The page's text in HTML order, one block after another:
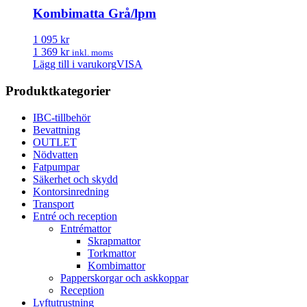
Kombimatta Grå/lpm
1 095 kr
1 369 kr inkl. moms
Lägg till i varukorgVISA
Produktkategorier
IBC-tillbehör
Bevattning
OUTLET
Nödvatten
Fatpumpar
Säkerhet och skydd
Kontorsinredning
Transport
Entré och reception
Entrémattor
Skrapmattor
Torkmattor
Kombimattor
Papperskorgar och askkoppar
Reception
Lyftutrustning